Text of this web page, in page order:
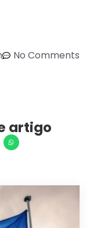
No Comments
artigo